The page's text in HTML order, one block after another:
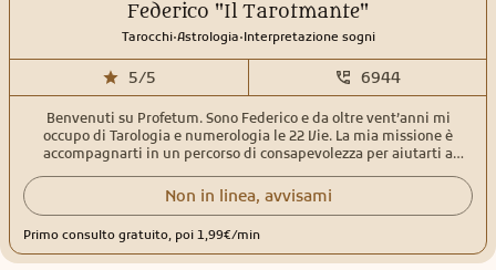
Federico "Il Tarotmante"
Tarocchi.Astrologia.Interpretazione sogni
5/5 6944
Benvenuti su Profetum. Sono Federico e da oltre vent’anni mi
occupo di Tarologia e numerologia le 22 Vie. La mia missione è
accompagnarti in un percorso di consapevolezza per aiutarti a
Attraverso un ascolto empatico e lo studio degli Arcani, ti offro gli
strumenti per comprendere meglio il tuo presente e sbloccare il tuo
per affrontare le sfide della vita con rinnovata fiducia. Codice etico
Per deontologia professionale, non tratto i seguenti argomenti:
Non in linea, avvisami
Primo consulto gratuito, poi 1,99€/min